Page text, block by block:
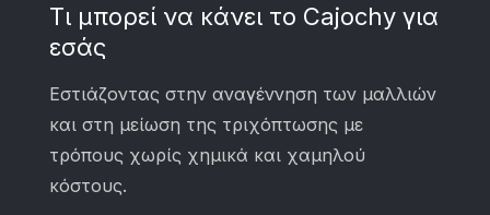
Τι μπορεί να κάνει το Cajochy για
εσάς
Εστιάζοντας στην αναγέννηση των μαλλιών
και στη μείωση της τριχόπτωσης με
τρόπους χωρίς χημικά και χαμηλού
κόστους.